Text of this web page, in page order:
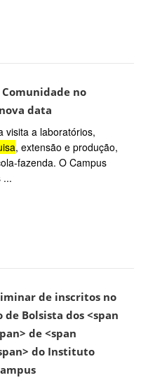
no
data
visita a laboratórios,
, extensão e produção,
fazenda. O Campus
...
de inscritos no
de Bolsista dos <span
de <span
do Instituto